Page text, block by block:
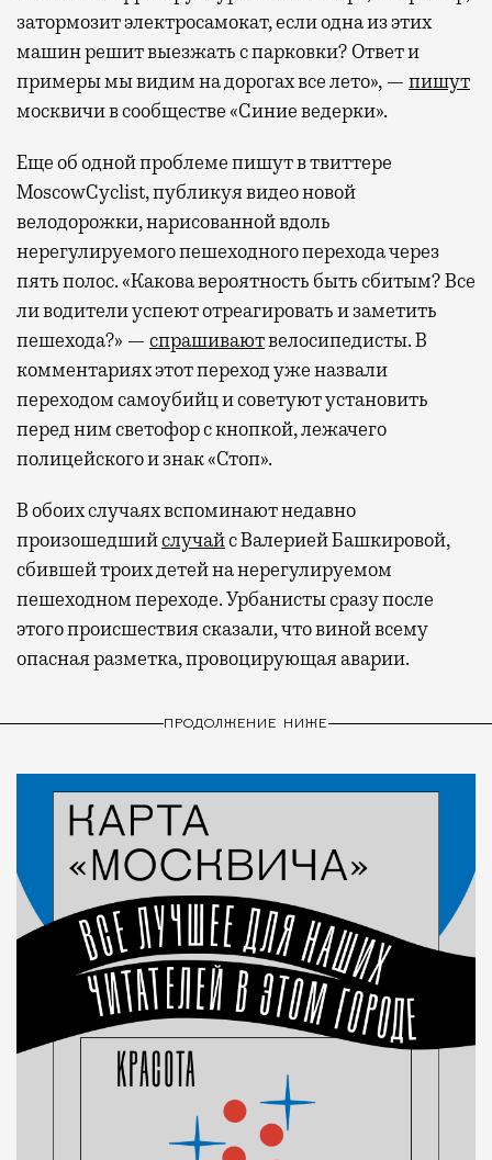
затормозит электросамокат, если одна из этих
машин решит выезжать с парковки? Ответ и
примеры мы видим на дорогах все лето», — пишут
москвичи в сообществе «Синие ведерки».
Еще об одной проблеме пишут в твиттере
MoscowCyclist, публикуя видео новой
велодорожки, нарисованной вдоль
нерегулируемого пешеходного перехода через
пять полос. «Какова вероятность быть сбитым? Все
ли водители успеют отреагировать и заметить
пешехода?» — спрашиваютвелосипедисты. В
комментариях этот переход уже назвали
переходом самоубийц и советуют установить
перед ним светофор с кнопкой, лежачего
полицейского и знак «Стоп».
В обоих случаях вспоминают недавно
произошедшийслучайс Валерией Башкировой,
сбившей троих детей на нерегулируемом
пешеходном переходе. Урбанисты сразу после
этого происшествия сказали, что виной всему
опасная разметка, провоцирующая аварии.
ПРОДОЛЖЕНИЕ НИЖЕ